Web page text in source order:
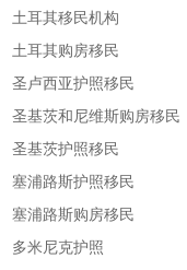
土耳其移民机构
土耳其购房移民
圣卢西亚护照移民
圣基茨和尼维斯购房移民
圣基茨护照移民
塞浦路斯护照移民
塞浦路斯购房移民
多米尼克护照